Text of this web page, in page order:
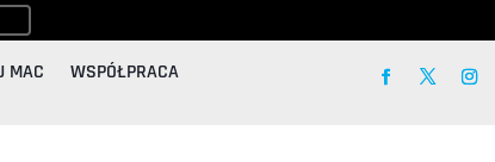
MAC WSPÓŁPRACA